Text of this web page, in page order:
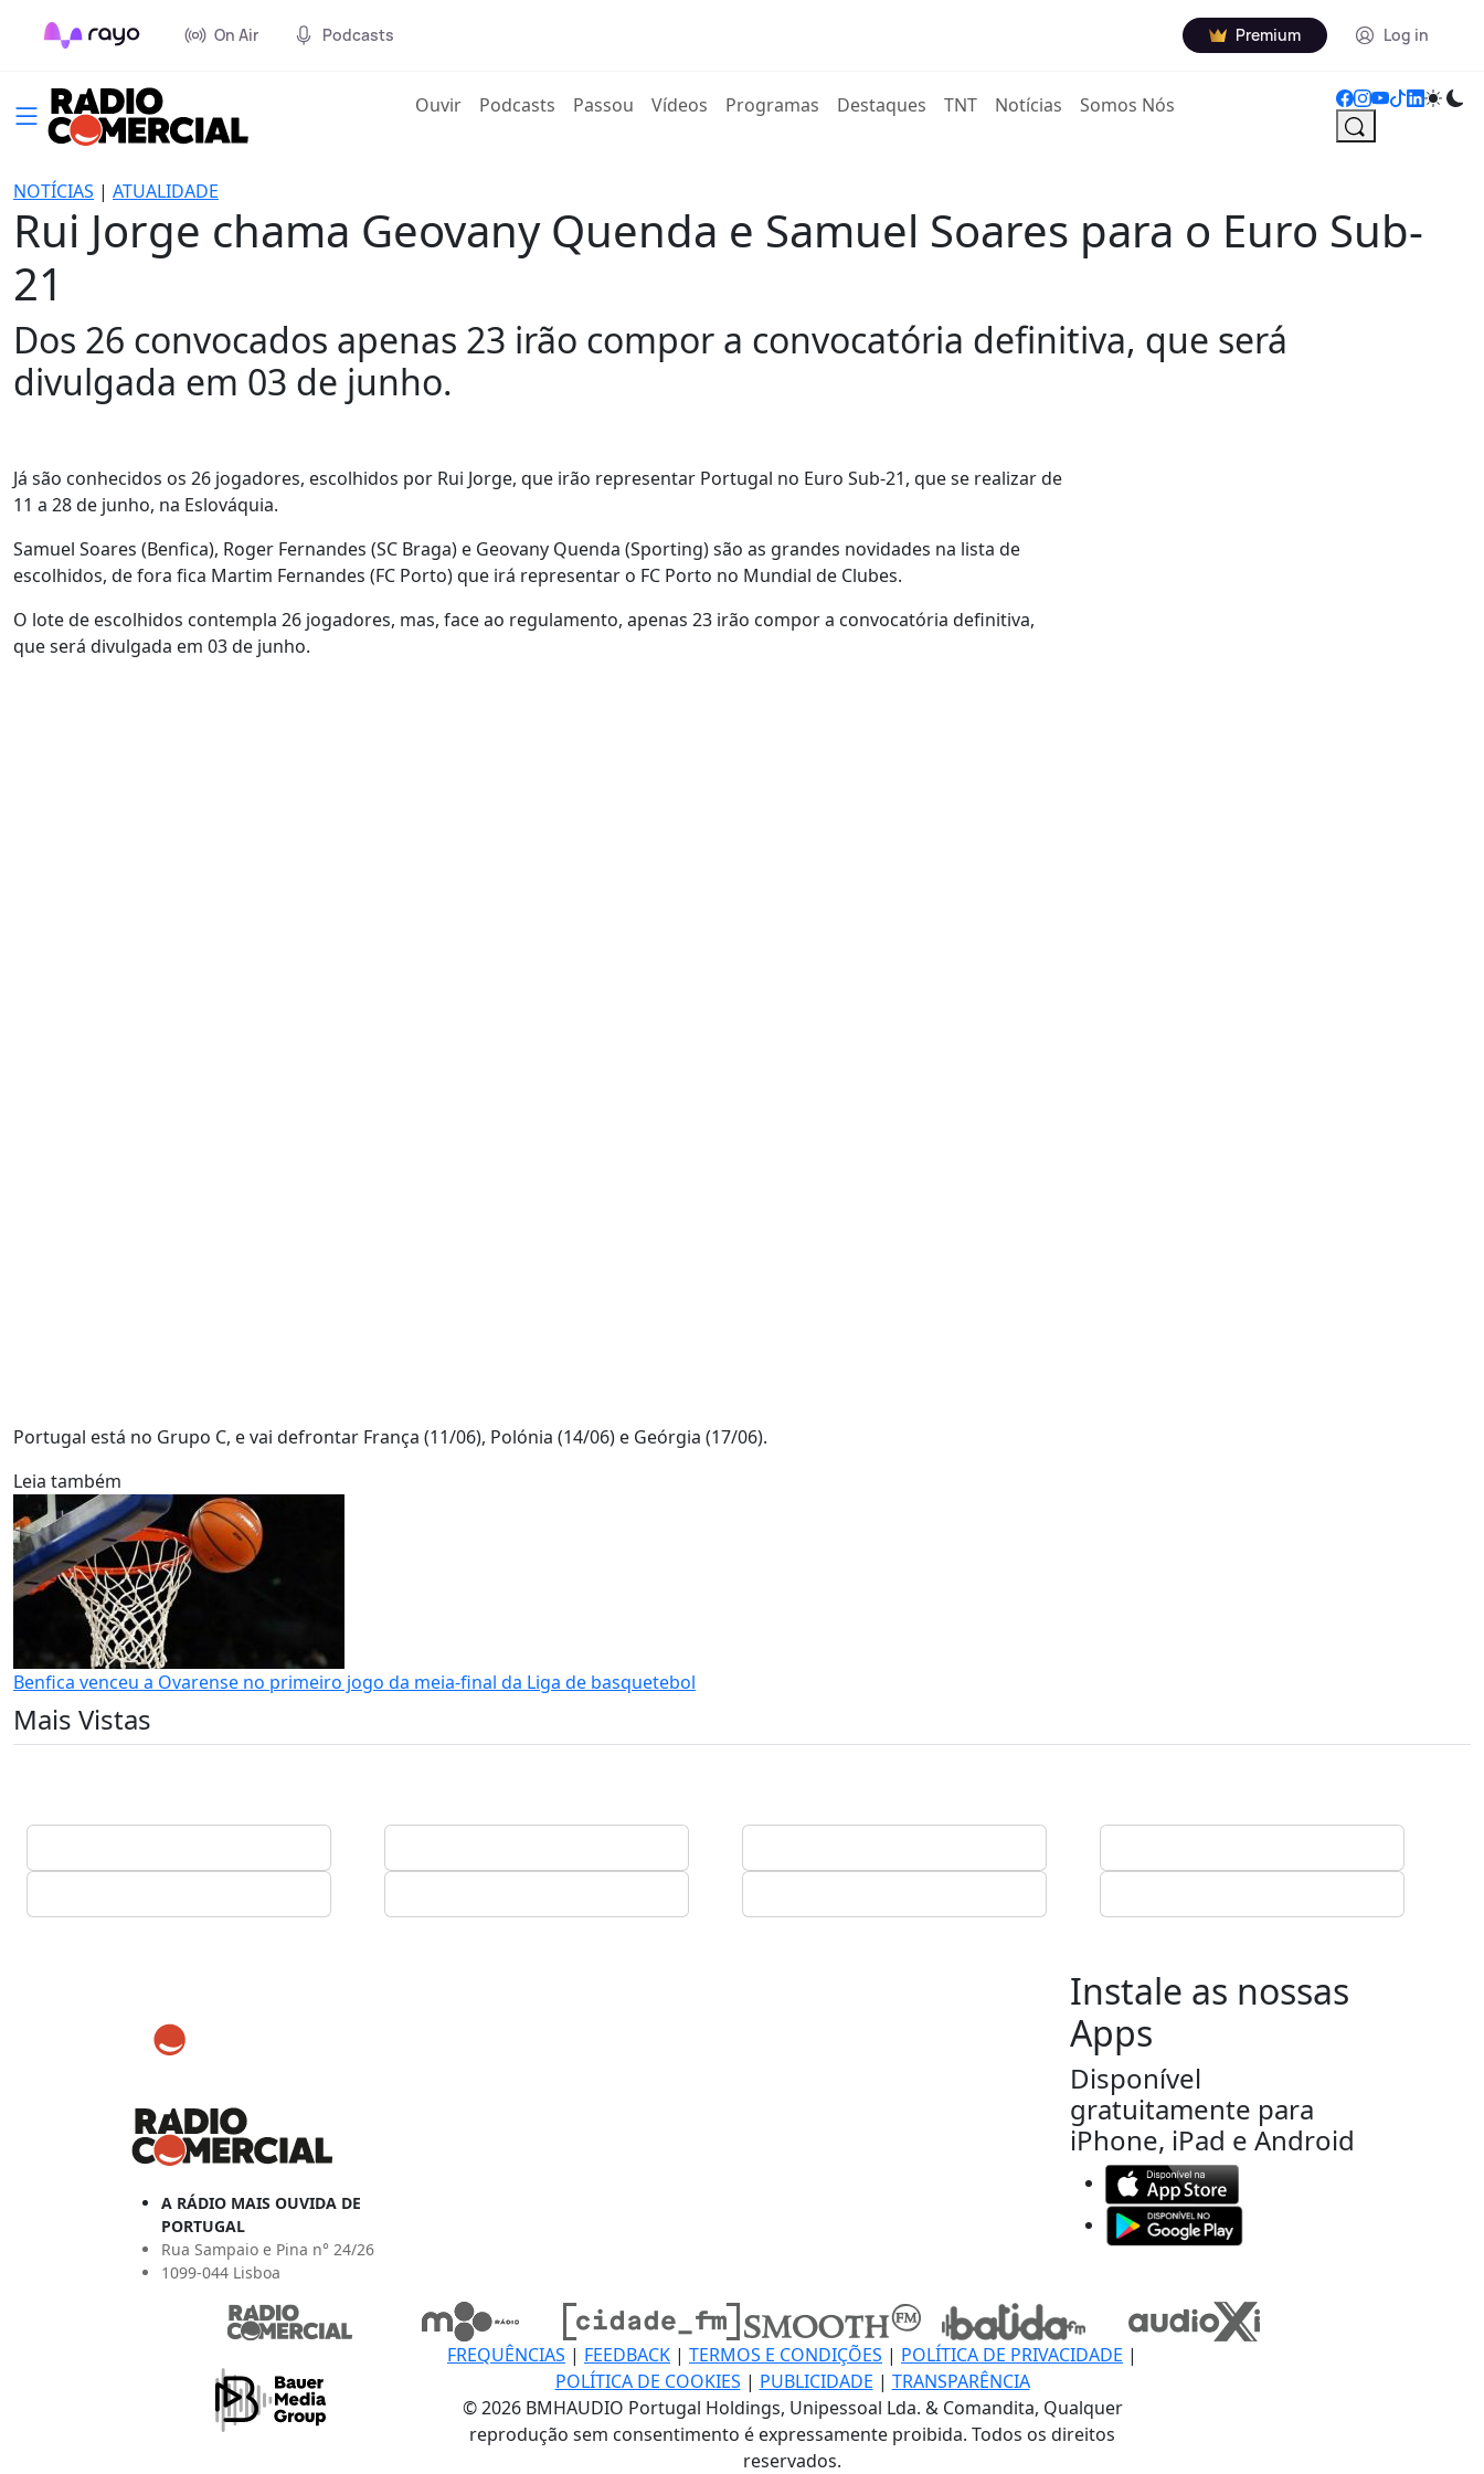
On Air Podcasts Premium Log in
Ouvir(current)
Podcasts Passou Vídeos Programas Destaques TNT Notícias Somos Nós
NOTÍCIAS | ATUALIDADE
Rui Jorge chama Geovany Quenda e Samuel Soares para o Euro Sub-
21
Dos 26 convocados apenas 23 irão compor a convocatória definitiva, que será
divulgada em 03 de junho.
Já são conhecidos os 26 jogadores, escolhidos por Rui Jorge, que irão representar Portugal no Euro Sub-21, que se realizar de
11 a 28 de junho, na Eslováquia.
Samuel Soares (Benfica), Roger Fernandes (SC Braga) e Geovany Quenda (Sporting) são as grandes novidades na lista de
escolhidos, de fora fica Martim Fernandes (FC Porto) que irá representar o FC Porto no Mundial de Clubes.
O lote de escolhidos contempla 26 jogadores, mas, face ao regulamento, apenas 23 irão compor a convocatória definitiva,
que será divulgada em 03 de junho.
Portugal está no Grupo C, e vai defrontar França (11/06), Polónia (14/06) e Geórgia (17/06).
Leia também
Benfica venceu a Ovarense no primeiro jogo da meia-final da Liga de basquetebol
Mais Vistas
A RÁDIO MAIS OUVIDA DE
PORTUGAL
Rua Sampaio e Pina n° 24/26
1099-044 Lisboa
Instale as nossas
Apps
Disponível
gratuitamente para
iPhone, iPad e Android
FREQUÊNCIAS | FEEDBACK | TERMOS E CONDIÇÕES | POLÍTICA DE PRIVACIDADE |
POLÍTICA DE COOKIES | PUBLICIDADE | TRANSPARÊNCIA
© 2026 BMHAUDIO Portugal Holdings, Unipessoal Lda. & Comandita, Qualquer
reprodução sem consentimento é expressamente proibida. Todos os direitos
reservados.